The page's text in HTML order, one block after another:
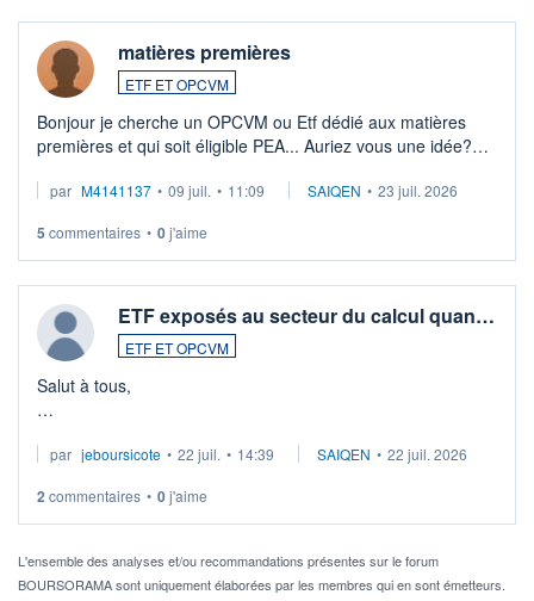
matières premières
ETF ET OPCVM
Bonjour je cherche un OPCVM ou Etf dédié aux matières
premières et qui soit éligible PEA... Auriez vous une idée?
par M4141137 • 09 juil. • 11:09 SAIQEN • 23 juil. 2026
5 commentaires • 0j'aime
ETF exposés au secteur du calcul quan…
ETF ET OPCVM
Salut à tous,
via un ETF plutôt que des actions individuelles.
Idéalement, je voudrais qu'il soit éligible au PEA.
Pour l' ...
par jeboursicote • 22 juil. • 14:39 SAIQEN • 22 juil. 2026
2 commentaires • 0j'aime
L'ensemble des analyses et/ou recommandations présentes sur le forum
BOURSORAMA sont uniquement élaborées par les membres qui en sont émetteurs.